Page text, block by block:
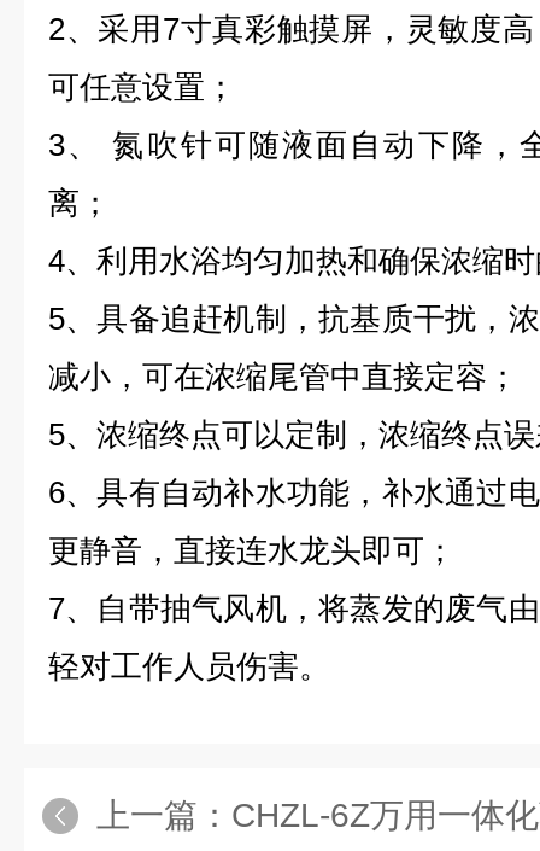
2、采用7寸真彩触摸屏，灵敏度
可任意设置；
3、 氮吹针可随液面自动下降，
离；
4、利用水浴均匀加热和确保浓缩
5、具备追赶机制，抗基质干扰，
减小，可在浓缩尾管中直接定容；
5、浓缩终点可以定制，浓缩终点
6、具有自动补水功能，补水通过
更静音，直接连水龙头即可；
7、自带抽气风机，将蒸发的废气
轻对工作人员伤害。
上一篇： CHZL-6Z万用一体